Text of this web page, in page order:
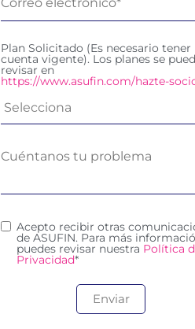
Plan Solicitado (Es necesario tener
cuenta vigente). Los planes se
revisar en
https://www.asufin.com/hazte-
Acepto recibir otras
de ASUFIN. Para más
puedes revisar nuestra Política
Privacidad*